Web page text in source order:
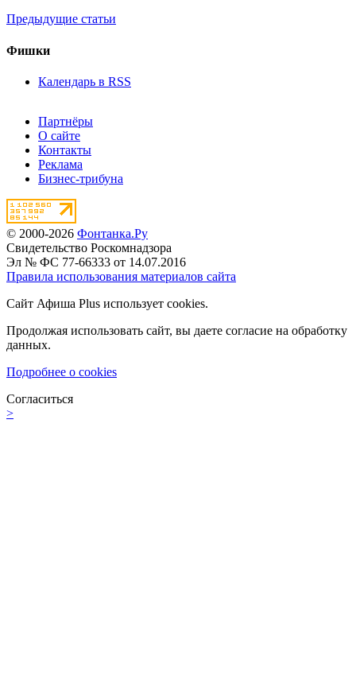
Предыдущие статьи
Фишки
Календарь в RSS
Партнёры
О сайте
Контакты
Реклама
Бизнес-трибуна
© 2000-2026 Фонтанка.Ру
Свидетельство Роскомнадзора
Эл № ФС 77-66333 от 14.07.2016
Правила использования материалов сайта
Сайт Афиша Plus использует cookies.
Продолжая использовать сайт, вы даете согласие на обработку
данных.
Подробнее о cookies
Согласиться
>